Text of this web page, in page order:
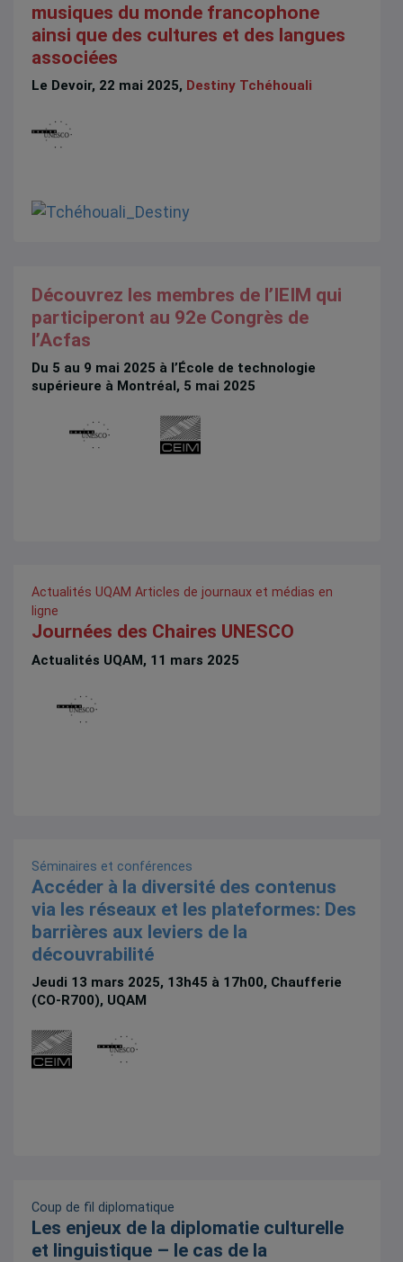
musiques du monde francophone
ainsi que des cultures et des langues
associées
Le Devoir, 22 mai 2025, Destiny Tchéhouali
Découvrez les membres de l’IEIM qui
participeront au 92e Congrès de
l’Acfas
Du 5 au 9 mai 2025 à l’École de technologie
supérieure à Montréal, 5 mai 2025
Actualités UQAM Articles de journaux et médias en
ligne
Journées des Chaires UNESCO
Actualités UQAM, 11 mars 2025
Séminaires et conférences
Accéder à la diversité des contenus
via les réseaux et les plateformes: Des
barrières aux leviers de la
découvrabilité
Jeudi 13 mars 2025, 13h45 à 17h00, Chaufferie
(CO-R700), UQAM
Coup de fil diplomatique
Les enjeux de la diplomatie culturelle
et linguistique – le cas de la